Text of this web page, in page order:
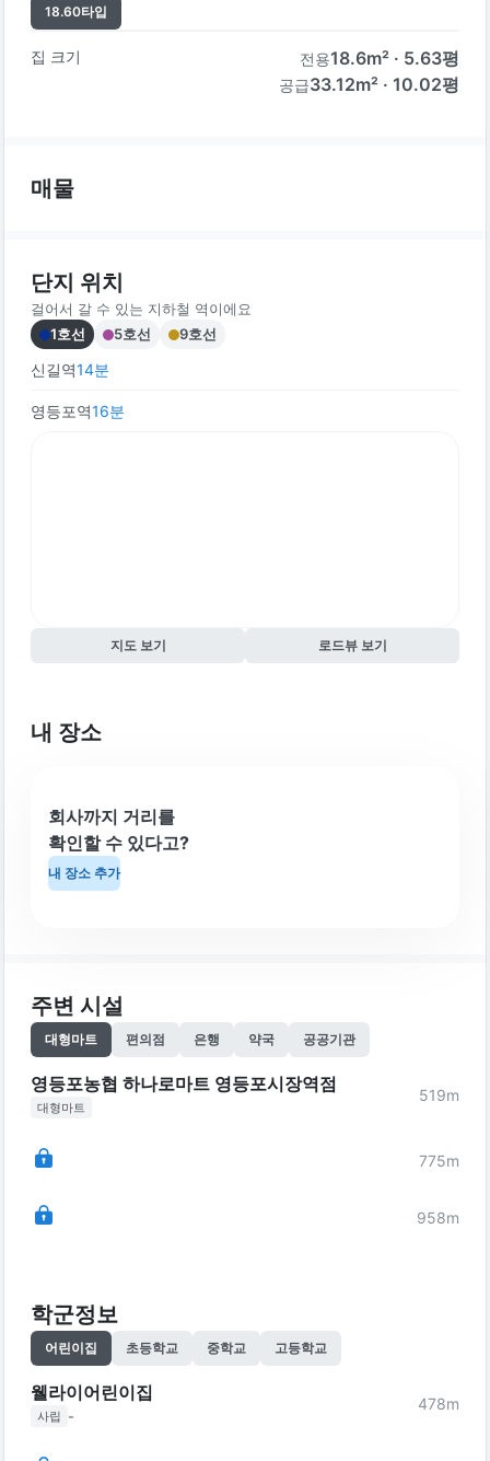
18.60타입
집 크기 전용18.6m² · 5.63평
공급33.12m² · 10.02평
매물
단지 위치
걸어서 갈 수 있는 지하철 역이에요
1호선
5호선 9호선
신길역14분
영등포역16분
지도 보기 로드뷰 보기
내 장소
회사까지 거리를
확인할 수 있다고?
내 장소 추가
주변 시설
대형마트 편의점 은행 약국 공공기관
영등포농협 하나로마트 영등포시장역점
대형마트
519m
775m
958m
학군정보
어린이집 초등학교 중학교 고등학교
웰라이어린이집
사립 -
478m